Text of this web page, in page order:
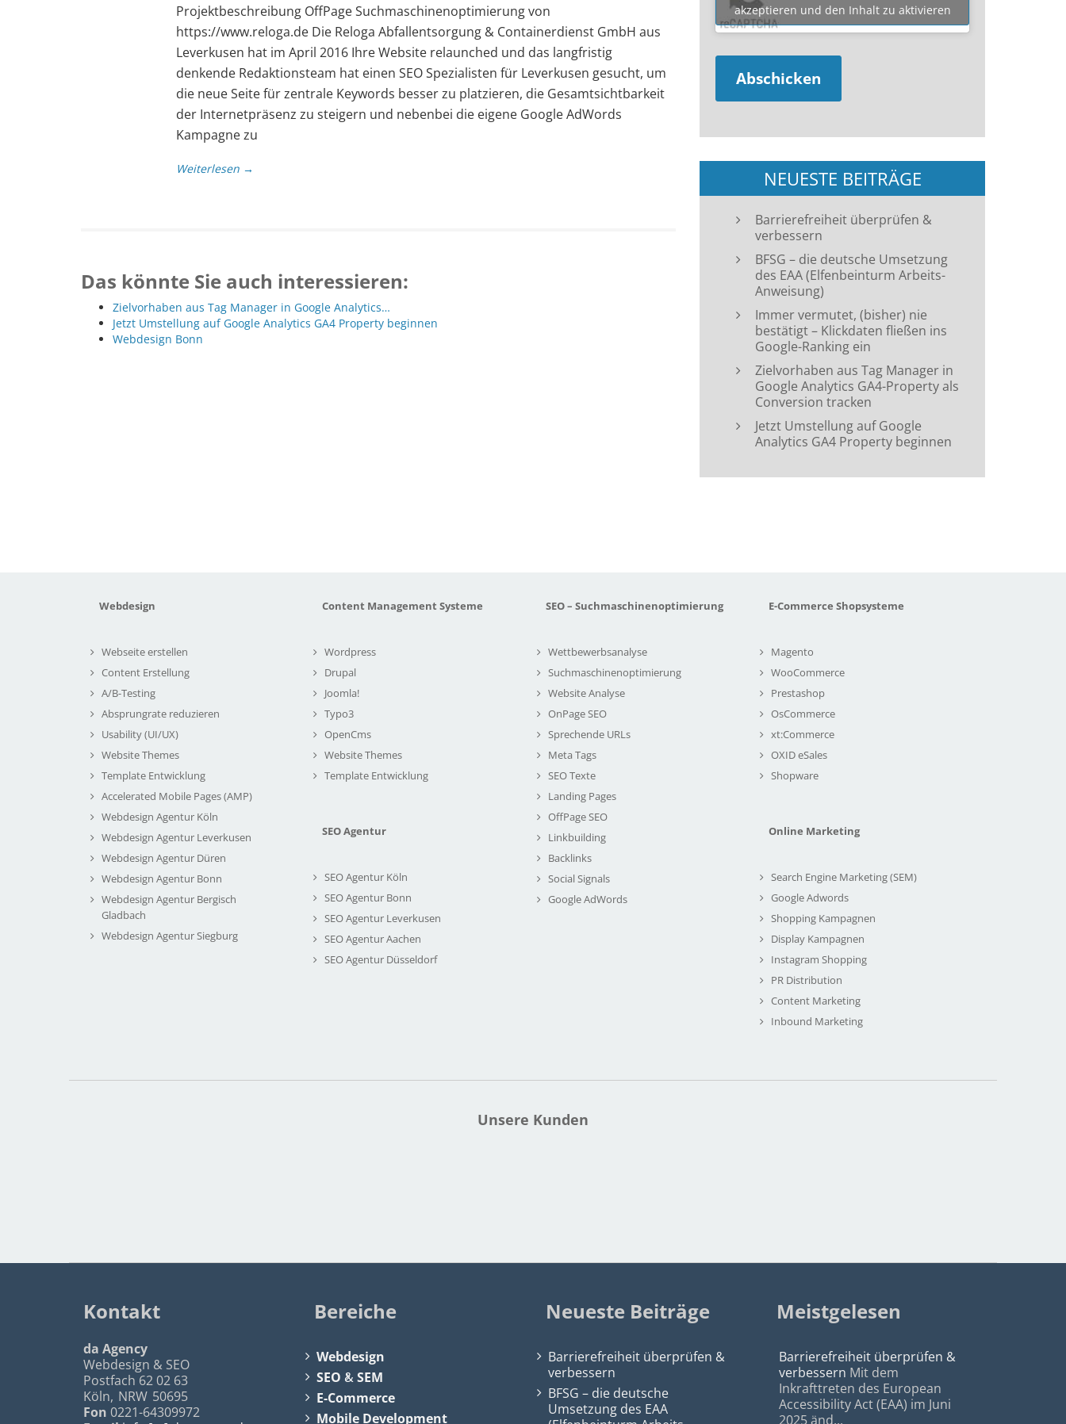
Projektbeschreibung OffPage Suchmaschinenoptimierung von
https://www.reloga.de Die Reloga Abfallentsorgung & Containerdienst GmbH aus
Leverkusen hat im April 2016 Ihre Website relaunched und das langfristig
denkende Redaktionsteam hat einen SEO Spezialisten für Leverkusen gesucht, um
die neue Seite für zentrale Keywords besser zu platzieren, die Gesamtsichtbarkeit
der Internetpräsenz zu steigern und nebenbei die eigene Google AdWords
Kampagne zu
Weiterlesen →
Das könnte Sie auch interessieren:
Zielvorhaben aus Tag Manager in Google Analytics…
Jetzt Umstellung auf Google Analytics GA4 Property beginnen
Webdesign Bonn
akzeptieren und den Inhalt zu aktivieren
NEUESTE BEITRÄGE
Barrierefreiheit überprüfen &
verbessern
BFSG – die deutsche Umsetzung
des EAA (Elfenbeinturm Arbeits-
Anweisung)
Immer vermutet, (bisher) nie
bestätigt – Klickdaten fließen ins
Google-Ranking ein
Zielvorhaben aus Tag Manager in
Google Analytics GA4-Property als
Conversion tracken
Jetzt Umstellung auf Google
Analytics GA4 Property beginnen
Webdesign
Webseite erstellen
Content Erstellung
A/B-Testing
Absprungrate reduzieren
Usability (UI/UX)
Website Themes
Template Entwicklung
Accelerated Mobile Pages (AMP)
Webdesign Agentur Köln
Webdesign Agentur Leverkusen
Webdesign Agentur Düren
Webdesign Agentur Bonn
Webdesign Agentur Bergisch
Gladbach
Webdesign Agentur Siegburg
Content Management Systeme
Wordpress
Drupal
Joomla!
Typo3
OpenCms
Website Themes
Template Entwicklung
SEO Agentur
SEO Agentur Köln
SEO Agentur Bonn
SEO Agentur Leverkusen
SEO Agentur Aachen
SEO Agentur Düsseldorf
SEO – Suchmaschinenoptimierung
Wettbewerbsanalyse
Suchmaschinenoptimierung
Website Analyse
OnPage SEO
Sprechende URLs
Meta Tags
SEO Texte
Landing Pages
OffPage SEO
Linkbuilding
Backlinks
Social Signals
Google AdWords
E-Commerce Shopsysteme
Magento
WooCommerce
Prestashop
OsCommerce
xt:Commerce
OXID eSales
Shopware
Online Marketing
Search Engine Marketing (SEM)
Google Adwords
Shopping Kampagnen
Display Kampagnen
Instagram Shopping
PR Distribution
Content Marketing
Inbound Marketing
Unsere Kunden
Kontakt
da Agency
Webdesign & SEO
Postfach 62 02 63
Köln, NRW 50695
Fon 0221-64309972
Bereiche
Webdesign
SEO &SEM
E-Commerce
Mobile Development
Neueste Beiträge
Barrierefreiheit überprüfen &
verbessern
BFSG – die deutsche
Umsetzung des EAA
Meistgelesen
Barrierefreiheit überprüfen &
verbessern Mit dem
Inkrafttreten des European
Accessibility Act (EAA) im Juni
2025 änd...